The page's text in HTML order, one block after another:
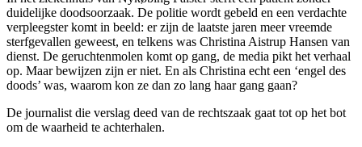
duidelijke doodsoorzaak. De politie wordt gebeld en een verdachte
verpleegster komt in beeld: er zijn de laatste jaren meer vreemde
sterfgevallen geweest, en telkens was Christina Aistrup Hansen van
dienst. De geruchtenmolen komt op gang, de media pikt het verhaal
op. Maar bewijzen zijn er niet. En als Christina echt een ‘engel des
doods’ was, waarom kon ze dan zo lang haar gang gaan?
De journalist die verslag deed van de rechtszaak gaat tot op het bot
om de waarheid te achterhalen.